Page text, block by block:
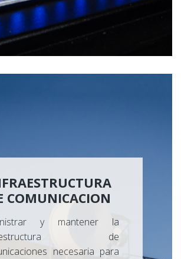
COMUNICACION
y mantener la
de
necesaria para